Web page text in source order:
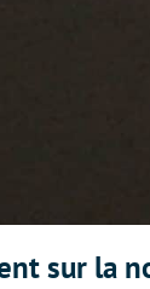
sur la